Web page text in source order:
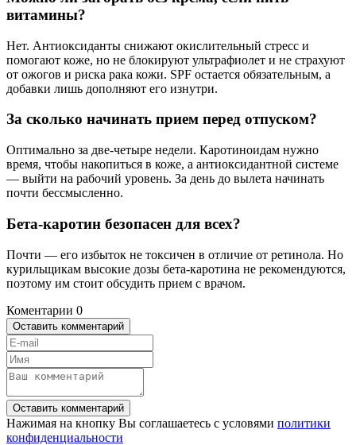
витамины?
Нет. Антиоксиданты снижают окислительный стресс и
помогают коже, но не блокируют ультрафиолет и не страхуют
от ожогов и риска рака кожи. SPF остается обязательным, а
добавки лишь дополняют его изнутри.
За сколько начинать прием перед отпуском?
Оптимально за две-четыре недели. Каротиноидам нужно
время, чтобы накопиться в коже, а антиоксидантной системе
— выйти на рабочий уровень. За день до вылета начинать
почти бессмысленно.
Бета-каротин безопасен для всех?
Почти — его избыток не токсичен в отличие от ретинола. Но
курильщикам высокие дозы бета-каротина не рекомендуются,
поэтому им стоит обсудить прием с врачом.
Коментарии 0
Оставить комментарий
Оставить комментарий
Нажимая на кнопку Вы соглашаетесь с условями политики
конфиденциальности